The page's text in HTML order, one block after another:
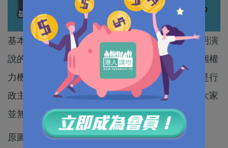
基本法委員會委員陳弘毅認為，中聯辦主任張曉明演
說的中心論點，不是行政長官是否「超然」於三個權
力機關之上，而是說明香港特別行政區的體制，是行
政主導、行政與立法互相制衡，互相配合，這點大家
並無爭議。
原圖：文匯報